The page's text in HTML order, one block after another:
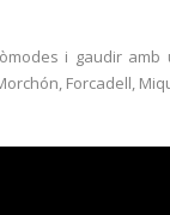
i gaudir
Forcadell,